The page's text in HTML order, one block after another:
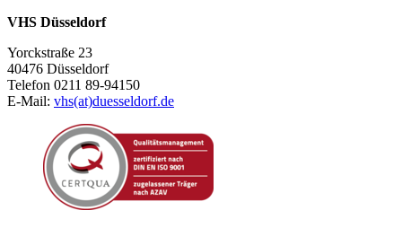
VHS Düsseldorf
Yorckstraße 23
40476 Düsseldorf
Telefon 0211 89-94150
E-Mail: vhs(at)duesseldorf.de